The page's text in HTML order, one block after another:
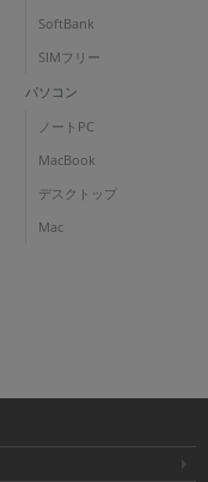
SoftBank
SIMフリー
パソコン
ノートPC
MacBook
デスクトップ
Mac